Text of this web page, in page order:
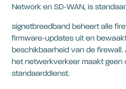
Network en SD-WAN, is
signetbreedband beheert alle
firmware-updates uit en
beschikbaarheid van de firewall.
het netwerkverkeer maakt geen
standaarddienst.